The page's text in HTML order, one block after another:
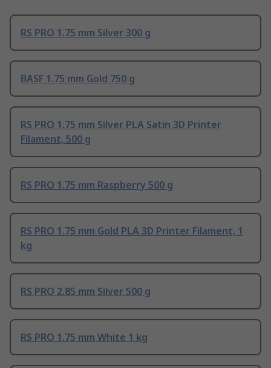
RS PRO 1.75 mm Silver 300 g
BASF 1.75 mm Gold 750 g
RS PRO 1.75 mm Silver PLA Satin 3D Printer
Filament, 500 g
RS PRO 1.75 mm Raspberry 500 g
RS PRO 1.75 mm Gold PLA 3D Printer Filament, 1
kg
RS PRO 2.85 mm Silver 500 g
RS PRO 1.75 mm White 1 kg